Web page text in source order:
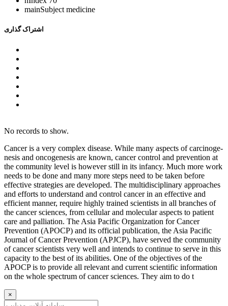
mainSubject medicine
اشتراک گذاری
No records to show.
Cancer is a very complex disease. While many aspects of carcinoge-
nesis and oncogenesis are known, cancer control and prevention at
the community level is however still in its infancy. Much more work
needs to be done and many more steps need to be taken before
effective strategies are developed. The multidisciplinary approaches
and efforts to understand and control cancer in an effective and
efficient manner, require highly trained scientists in all branches of
the cancer sciences, from cellular and molecular aspects to patient
care and palliation. The Asia Pacific Organization for Cancer
Prevention (APOCP) and its official publication, the Asia Pacific
Journal of Cancer Prevention (APJCP), have served the community
of cancer scientists very well and intends to continue to serve in this
capacity to the best of its abilities. One of the objectives of the
APOCP is to provide all relevant and current scientific information
on the whole spectrum of cancer sciences. They aim to do t
×